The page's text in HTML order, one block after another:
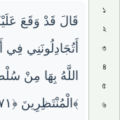
قَالَ قَدْ وَقَعَ
أَتُجَادِلُونَنِي فِي
اللَّهُ بِهَا مِنْ
الْمُنْتَظِرِينَ ﴿٧١﴾
১
২
৩
৪
৫
৬